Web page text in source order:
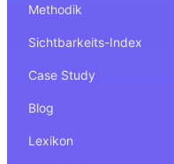
Methodik
Sichtbarkeits-Index
Case Study
Blog
Lexikon